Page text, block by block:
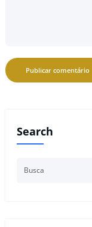
Search